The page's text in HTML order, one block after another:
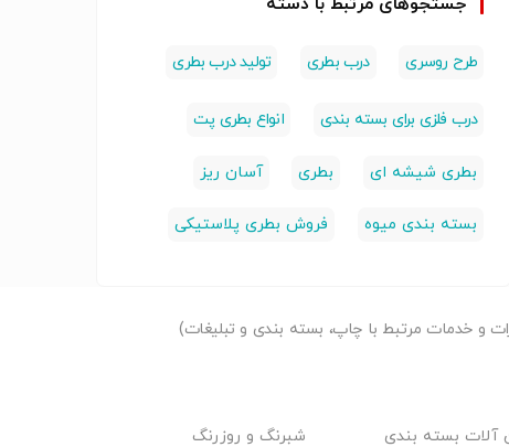
طرح روسری درب بطری تولید درب بطری
درب فلزی برای بسته بندی انواع بطری پت
بطری شیشه ای بطری آسان ریز
بسته بندی میوه فروش بطری پلاستیکی
و خدمات مرتبط با چاپ، بسته بندی و تبلیغات)
آلات بسته بندی شبرنگ و روزرنگ